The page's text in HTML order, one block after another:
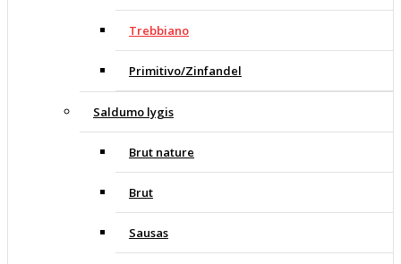
Trebbiano
Primitivo/Zinfandel
Saldumo lygis
Brut nature
Brut
Sausas